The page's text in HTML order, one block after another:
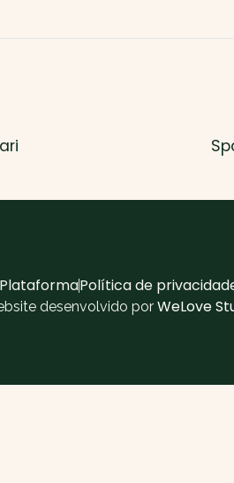
Política de
desenvolvido por WeLove